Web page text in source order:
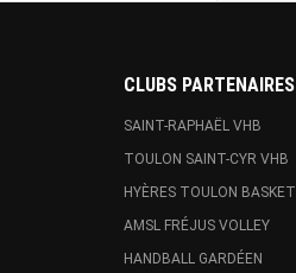
CLUBS PARTENAIRES
SAINT-RAPHAËL VHB
TOULON SAINT-CYR VHB
HYÈRES TOULON BASKET
AMSL FRÉJUS VOLLEY
HANDBALL GARDÉEN